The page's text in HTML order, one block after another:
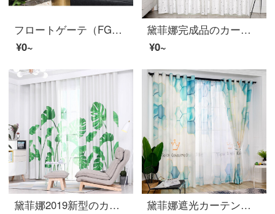
フロートゲーテ（FG）北欧簡約現代に厚い純色のシェニールの遮光カーテンリビングルームの書斎の床につくカーテンの翻る窓のバルコニーの大気が軽い贅沢な完成品のカーテンをカスタマイズしました。深い青色の26〓〓カーテン（窓の紗をくわえません）の幅は3メートル*高さ2.7メートルです。
¥0~
黛菲娜完成品のカーテン布は遮光しています。現代簡単なリビングルームの床に置く防音が光を通さない軌道の窓紗のカーテン7228-半遮光布-打孔完成品の幅1.9*2.7メートルの高さ*1枚（高可改）
¥0~
黛菲娜2019新型のカーテンは北欧緑植客間寝室の床のカーテンを遮光します。7987-半遮光布-打孔完成品の幅3.4*2.7メートルの高さ*1枚（高可改）
黛菲娜遮光カーテンの完成品は現代布地の寝室の防音網の紅不透光窓の紗のカーテン9877-半遮光布-打孔完成品の幅3.4*2.7メートルの高さ*1枚です。